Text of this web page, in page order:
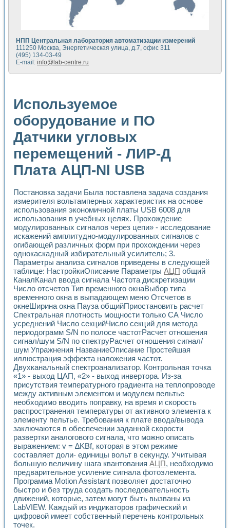
Виртуальный прибор для исследования функциональных
Исследование возможности создания экономичного
Исследование кинетики движения макрочастиц в
Метод прогнозирования свойств дисперсных продуктов
Недорогая система управления сверхпроводящим
Применение технологий NI в курсе экспериментальной
Расчет переноса аэрозоля и выпадения осадка в
Применение NI VISION для геометрического анализа в
Система температурной стабилизации
Управление движением с помощью программно -
Определение параметров всплывающих газовых
Система управления асинхронным тиристорным
Лазерный профилометр
Применение средств NATIONAL INSTRUMENTS для
Разработка автоматизированного стенда для
Высокочувствительные оптоэлектронные
Установка для измерения диэлектрических свойств
Исследование кинетики зарождения и развития
Лабораторный электрический импедансный томограф на
Микрозондовая система для характеризации
Метод траекторий в исследовании
Промышленная автоматизация
Автоматизация технологических процессов получения
Использование систем технического зрения для контроля
Исследование электромагнитных переходных процессов
Применение LabVIEW при разработке обучающих
Разработка виртуальных тренажеров путем
Система блокировок, сигнализации и защиты ускорителя
Система сбора данных и управления процессом
Управление температурой газовой среды специальной
Разработка программного обеспечения с
Использование технологий NATIONAL INSTRUMENTS
Оборудование для промышленной термотрансферной
Автоматизация реометрических исследований на базе
Применение измерителя иммитанса для исследова¬ния
Исследование электромагнитных переходных процессов
Стенд для исследования электрических переходных
Автоматизация контроля сварных швов на базе
Измерительный контроль с применением
Моделирование надежности и эффективности систем
Лабораторные практикумы и учебные стенды
Автоматизация лабораторного стенда по измерению
Автоматизированные лабораторные комплексы для
Виртуальный прибор для исследования нелинейных
Использование виртуальных приборов в процесе
Использование программ ELECTRONICS WORKBENCH-
Лабораторный практикум по дисциплине «Цифровые
Лабораторный практикум по ИНС на основе LabVIEW
Лабораторный практикум по основам теории коммутации
НПП Центральная лаборатория автоматизации измерений
111250 Москва, Энергетическая улица, д.7, офис 311
(495) 134-03-49
E-mail: info@lab-centre.ru
Используемое
оборудование и ПО
Датчики угловых
перемещений - ЛИР-Д
Плата АЦП-Nl USB
Постановка задачи Была поставлена задача создания
измерителя вольтамперных характеристик на основе
использования экономичной платы USB 6008 для
использования в учебных целях. Прохождение
модулированных сигналов через цепи» - исследование
искажений амплитудно-модулированных сигналов с
огибающей различных форм при прохождении через
однокаскадный избирательный усилитель; 3.
Параметры анализа сигналов приведены в следующей
таблице: НастройкиОписание Параметры АЦП общий
КаналКанал ввода сигнала Частота дискретизации
Число отсчетов Тип временного окнаВыбор типа
временного окна в выпадающем меню Отсчетов в
окнеШирина окна Пауза общийПриостановить расчет
Спектральная плотность мощности только СА Число
усреднений Число секцийЧисло секций для метода
периодограмм S/N по полосе частотРасчет отношения
сигнал/шум S/N по спектруРасчет отношения сигнал/
шум Упражнения НазваниеОписание Простейшая
иллюстрация эффекта наложения частот.
Двухканальный спектроанализатор. Контрольная точка
«1» - выход ЦАП, «2» - выход инвертора. Из-за
присутствия температурного градиента на теплопроводе
между активным элементом и модулем пельтье
необходимо вводить поправку, на время и скорость
распространения температуры от активного элемента к
элементу пельтье. Требования к плате ввода/вывода
заключаются в обеспечении заданной скорости
развертки аналогового сигнала, что можно описать
выражением: v = ∆KBf, которая в этом режиме
составляет доли- единицы вольт в секунду. Учитывая
большую величину шага квантования АЦП, необходимо
предварительное усиление сигнала фотоэлемента.
Программа Motion Assistant позволяет достаточно
быстро и без труда создать последовательность
движений, которые, затем могут быть вызваны из
LabVIEW. Каждый из индикаторов графический и
цифровой имеет собственный перечень контрольных
точек.